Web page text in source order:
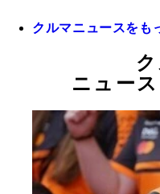
クルマニュースをも
ニュー